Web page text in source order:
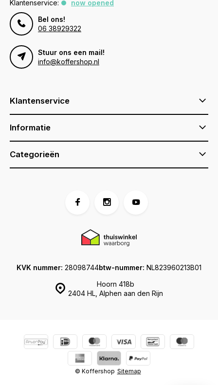
Klantenservice:
now opened
Bel ons!
06 38929322
Stuur ons een mail!
info@koffershop.nl
Klantenservice
Informatie
Categorieën
Hoorn 418b
2404 HL, Alphen aan den Rijn
KVK nummer: 28098744btw-nummer: NL823960213B01
© Koffershop Sitemap